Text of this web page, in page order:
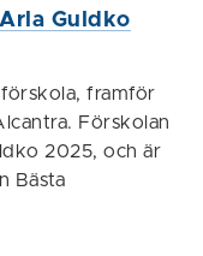
Guldko
förskola, framför
Förskolan
2025, och är
Bästa